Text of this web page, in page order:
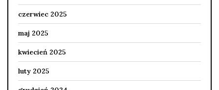
czerwiec 2025
maj 2025
kwiecień 2025
luty 2025